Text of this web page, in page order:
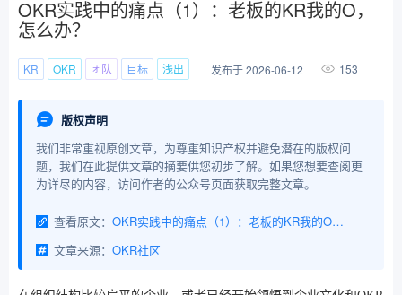
OKR实践中的痛点（1）：老板的KR我的O，
怎么办？
KR OKR 团队 目标 浅出 发布于 2026-06-12 153
版权声明
我们非常重视原创文章，为尊重知识产权并避免潜在的版权问
题，我们在此提供文章的摘要供您初步了解。如果您想要查阅更
为详尽的内容，访问作者的公众号页面获取完整文章。
查看原文：
OKR实践中的痛点（1）：老板的KR我的O，怎么办？
文章来源： OKR社区